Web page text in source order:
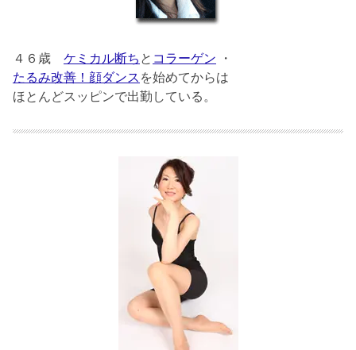
４６歳 ケミカル断ち と コラーゲン ・
たるみ改善！顔ダンス を始めてからは
ほとんどスッピンで出勤している。